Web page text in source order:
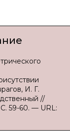
И. Г.
//
59-60. — URL: